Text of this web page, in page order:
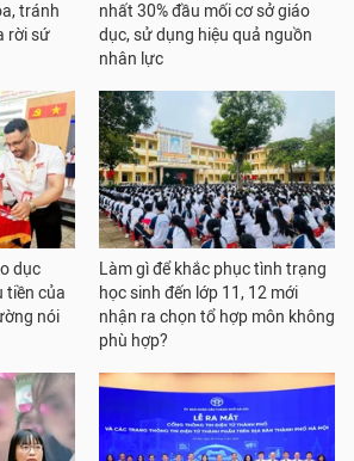
tránh
rời sứ
nhất 30% đầu mối cơ sở giáo
dục, sử dụng hiệu quả nguồn
nhân lực
dục
tiền của
nói
Làm gì để khắc phục tình trạng
học sinh đến lớp 11, 12 mới
nhận ra chọn tổ hợp môn không
phù hợp?